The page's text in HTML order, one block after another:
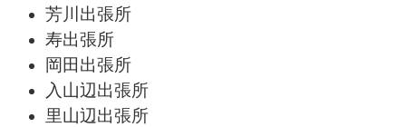
芳川出張所
寿出張所
岡田出張所
入山辺出張所
里山辺出張所